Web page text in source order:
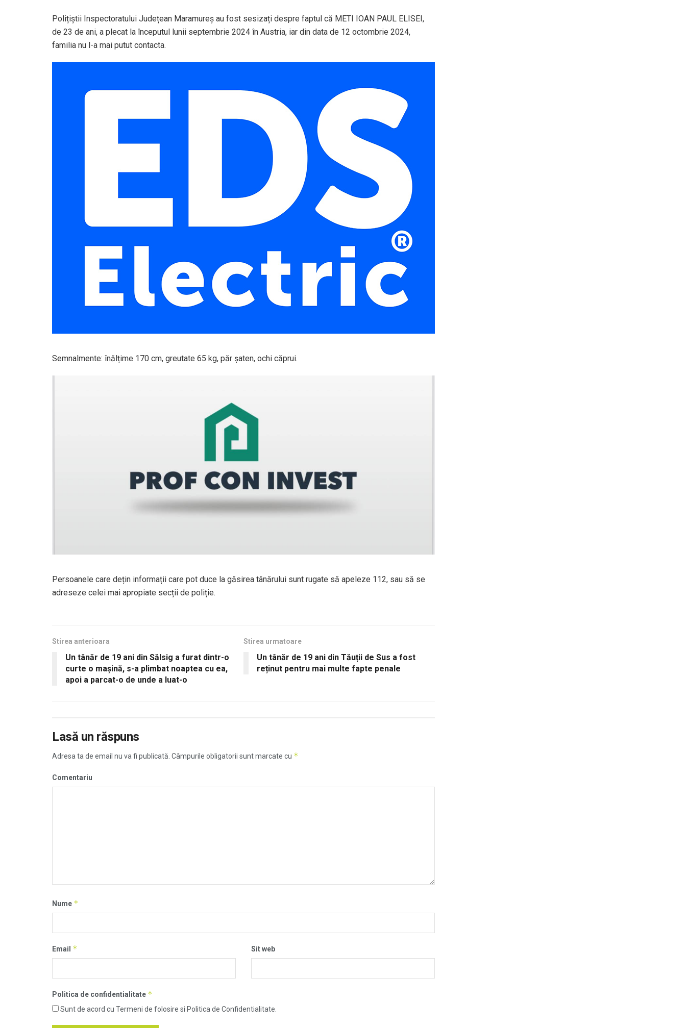
Polițiștii Inspectoratului Județean Maramureș au fost sesizați despre faptul că METI IOAN PAUL ELISEI,
de 23 de ani, a plecat la începutul lunii septembrie 2024 în Austria, iar din data de 12 octombrie 2024,
familia nu l-a mai putut contacta.
Semnalmente: înălțime 170 cm, greutate 65 kg, păr șaten, ochi căprui.
Persoanele care dețin informații care pot duce la găsirea tânărului sunt rugate să apeleze 112, sau să se
adreseze celei mai apropiate secții de poliție.
Stirea anterioara
Un tânăr de 19 ani din Sălsig a furat dintr-o
curte o mașină, s-a plimbat noaptea cu ea,
apoi a parcat-o de unde a luat-o
Stirea urmatoare
Un tânăr de 19 ani din Tăuții de Sus a fost
reținut pentru mai multe fapte penale
Lasă un răspuns
Adresa ta de email nu va fi publicată. Câmpurile obligatorii sunt marcate cu *
Comentariu
Nume *
Email * Sit web
Politica de confidentialitate *
Sunt de acord cu Termeni de folosire si Politica de Confidentialitate.